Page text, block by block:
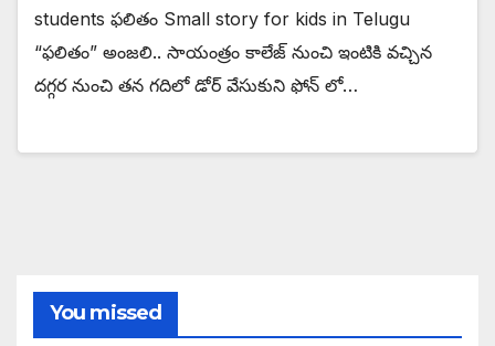
students ఫలితం Small story for kids in Telugu
“ఫలితం” అంజలి.. సాయంత్రం కాలేజ్ నుంచి ఇంటికి వచ్చిన
దగ్గర నుంచి తన గదిలో డోర్ వేసుకుని ఫోన్ లో…
You missed